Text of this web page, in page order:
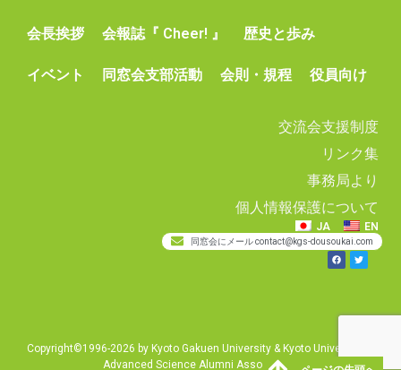
会長挨拶 会報誌『 Cheer! 』 歴史と歩み
イベント 同窓会支部活動 会則・規程 役員向け
交流会支援制度
リンク集
事務局より
個人情報保護について
JA EN
同窓会にメール contact@kgs-dousoukai.com
Copyright©1996-2026 by Kyoto Gakuen University & Kyoto University of
Advanced Science Alumni Association.